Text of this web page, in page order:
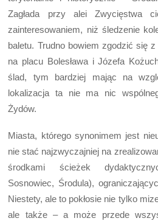
Zagłada przy alei Zwycięstwa
zainteresowaniem, niż śledzenie
baletu. Trudno bowiem zgodzić się
na placu Bolesława i Józefa
ślad, tym bardziej mając na
lokalizacja ta nie ma nic
Żydów.
Miasta, którego synonimem jest
nie stać najzwyczajniej na
środkami ścieżek
Sosnowiec, Środula),
Niestety, ale to pokłosie nie tylko
ale także – a może przede